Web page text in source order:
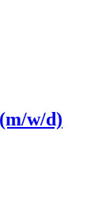
w/d)